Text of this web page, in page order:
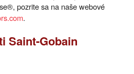
pozrite sa na naše webové
.
Saint-Gobain